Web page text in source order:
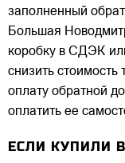
заполненный
Большая
коробку в СДЭК
снизить
оплату обратной
оплатить ее
ЕСЛИ КУПИЛИ